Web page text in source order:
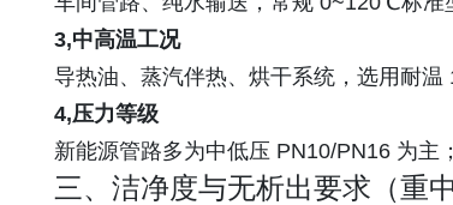
3,中高温工况
导热油、蒸汽伴热、烘干系统，选用耐温
4,压力等级
新能源管路多为中低压 PN10/PN16 为主
三、洁净度与无析出要求（重中